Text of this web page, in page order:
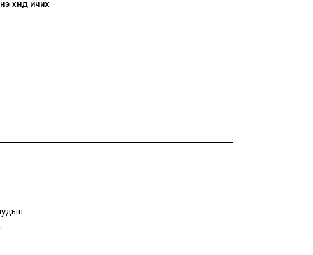
хүнд ичих